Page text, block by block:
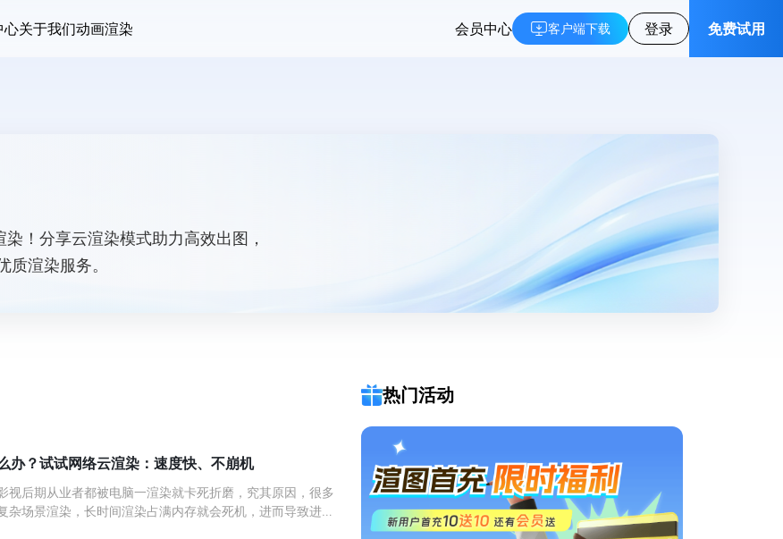
心关于我们动画渲染 会员中心 客户端下载 登录 免费试用
！分享云渲染模式助力高效出图，
渲染服务。
办？试试网络云渲染：速度快、不崩机
视后期从业者都被电脑一渲染就卡死折磨，究其原因，很多
杂场景渲染，长时间渲染占满内存就会死机，进而导致进度
热门活动